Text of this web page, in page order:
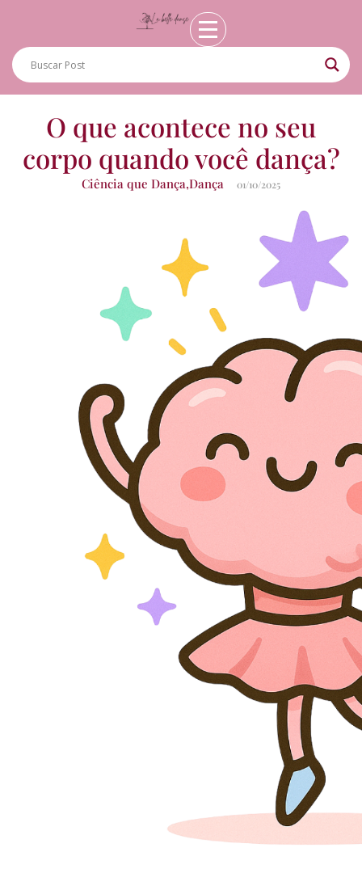
O que acontece no seu
corpo quando você dança?
Ciência que Dança,Dança 01/10/2025